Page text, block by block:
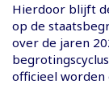
Hierdoor blijft
op de
over de jaren
officieel worden